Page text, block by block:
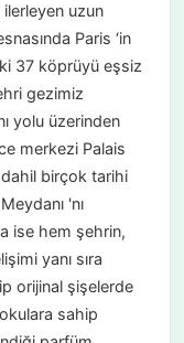
uzun
Paris ‘in
37 köprüyü eşsiz
gezimiz
yolu üzerinden
merkezi Palais
birçok tarihi
'nı
ise hem şehrin,
yanı sıra
orijinal şişelerde
sahip